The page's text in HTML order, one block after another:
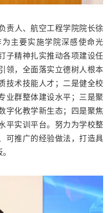
责人、航空工程学院院长徐
主要实施学院深感使命光
子精神扎实推动各项建设任
领，全面落实立德树人根本
技术技能人才；二是健全校
业群整体建设水平；三是聚
化教学新生态；四是聚焦
平实训平台。努力为学校整
推广的经验做法，打造具